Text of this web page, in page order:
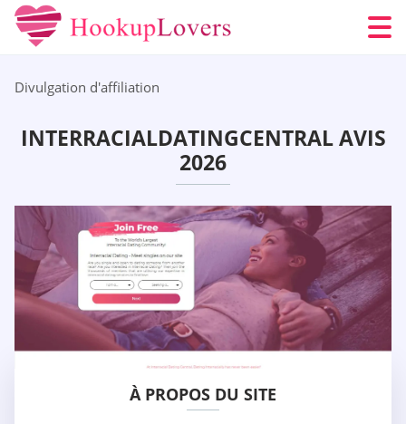
Divulgation d'affiliation
INTERRACIALDATINGCENTRAL AVIS
2026
À PROPOS DU SITE